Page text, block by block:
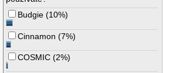
Budgie (10%)
Cinnamon (7%)
COSMIC (2%)